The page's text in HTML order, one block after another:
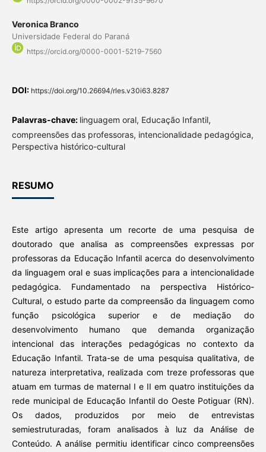
Veronica Branco
Universidade Federal do Paraná
https://orcid.org/0000-0001-5219-7560
DOI: https://doi.org/10.26694/rles.v30i63.8287
Palavras-chave: linguagem oral, Educação Infantil,
compreensões das professoras, intencionalidade pedagógica,
Perspectiva histórico-cultural
RESUMO
Este artigo apresenta um recorte de uma pesquisa de
doutorado que analisa as compreensões expressas por
professoras da Educação Infantil acerca do desenvolvimento
da linguagem oral e suas implicações para a intencionalidade
pedagógica. Fundamentado na perspectiva Histórico-
Cultural, o estudo parte da compreensão da linguagem como
função psicológica superior e de mediação do
desenvolvimento humano que demanda organização
intencional das interações pedagógicas no contexto da
Educação Infantil. Trata-se de uma pesquisa qualitativa, de
natureza interpretativa, realizada com treze professoras que
atuam em turmas de maternal I e II em quatro instituições da
rede municipal de Educação Infantil do Oeste Potiguar (RN).
Os dados, produzidos por meio de entrevistas
semiestruturadas, foram analisados à luz da Análise de
Conteúdo. A análise permitiu identificar cinco compreensões